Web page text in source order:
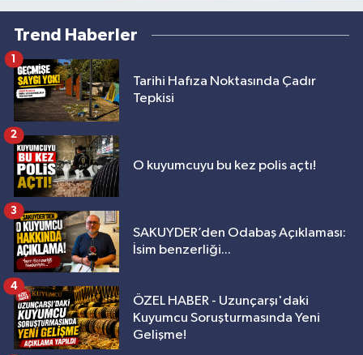
Trend Haberler
Tarihi Hafıza Noktasında Çadır
Tepkisi
1
O kuyumcuyu bu kez polis açtı!
2
SAKUYDER’den Odabaş Açıklaması:
İsim benzerliği...
3
ÖZEL HABER - Uzunçarşı'daki
Kuyumcu Soruşturmasında Yeni
Gelişme!
4